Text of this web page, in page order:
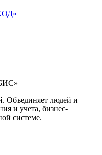
Объединяет людей и
и учета, бизнес-
системе.